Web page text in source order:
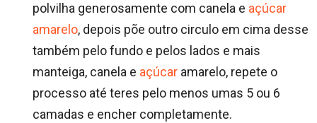
polvilha generosamente com canela e açúcar
amarelo, depois põe outro circulo em cima desse
também pelo fundo e pelos lados e mais
manteiga, canela e açúcar amarelo, repete o
processo até teres pelo menos umas 5 ou 6
camadas e encher completamente.